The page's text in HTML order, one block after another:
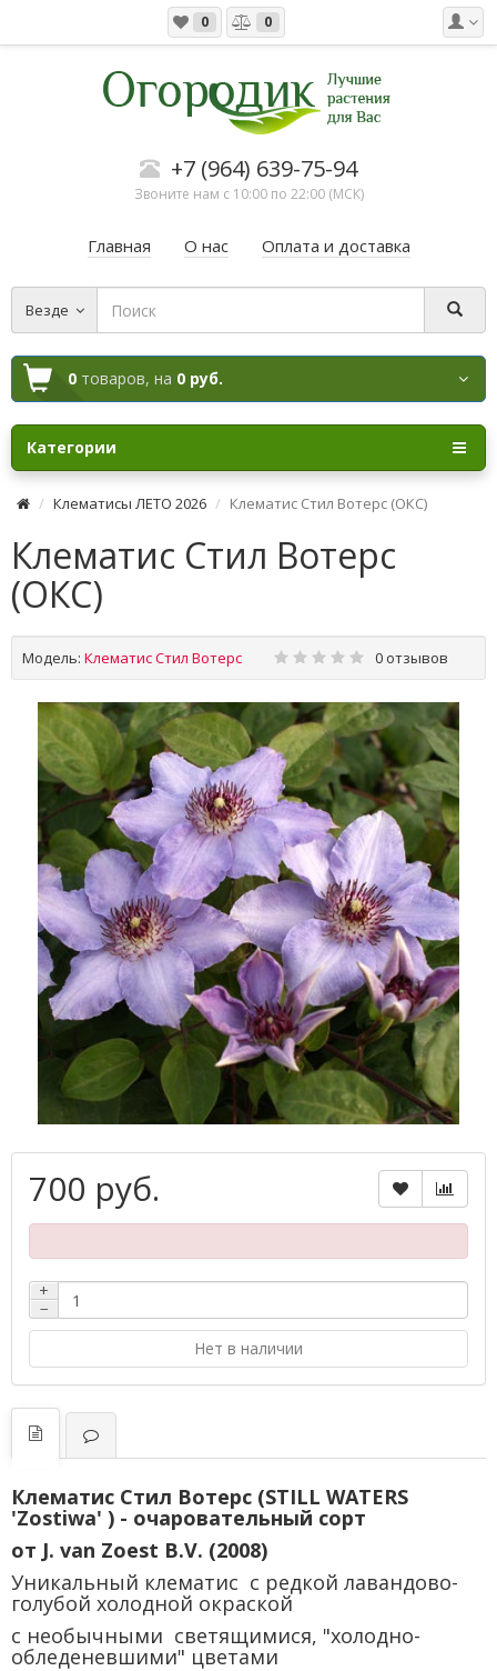
0 0
+7 (964) 639-75-94
Звоните нам с 10:00 по 22:00 (МСК)
Главная О нас Оплата и доставка
Везде
0 товаров, на 0 руб.
Категории
Клематисы ЛЕТО 2026 Клематис Стил Вотерс (ОКС)
Клематис Стил Вотерс
(ОКС)
Модель: Клематис Стил Вотерс 0 отзывов
700 руб.
+
−
Нет в наличии
Клематис Стил Вотерс (STILL WATERS
'Zostiwa' ) - очаровательный сорт
от J. van Zoest B.V. (2008)
Уникальный клематис с редкой лавандово-
голубой холодной окраской
с необычными светящимися, "холодно-
обледеневшими" цветами